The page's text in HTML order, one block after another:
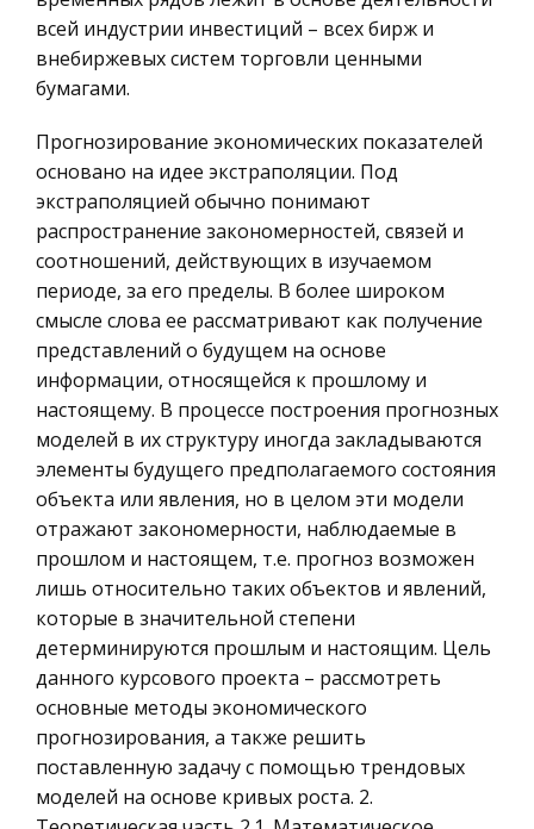
География, Экономическая география
Литература, Лингвистика
Техника
Бухгалтерский учет
Налоговое право
Экологическое право
Физика
Теория государства и права
Компьютерные сети
Философия
Программирование, Базы данных
Правоохранительные органы
Конституционное (государственное) право
Ценные бумаги
Гражданское право
Трудовое право
История государства и права зарубежных
стран
Транспорт
Банковское дело и кредитование
Здоровье
Данте и Джотто
Италии выпало на долю первой из европейских
стран совершить «величайший прогрессивный
(Энгельс) — переход от средневековья к новому
времени. И хотя переворо
Применение лазеров в связи и локации
Оптический квантовый усилитель 6,
преобразователь световых колебаний в
электрические сигналы информации 7
(модулирующий сигнал) и усилители этих
сигналов 8 образуют приемник. Устройства
точного нацел
Картина мира, показанная в младшей Эдде
Муспель - “…светлая и жаркая страна, всё в ней
горит и пылает. И нет туда доступа тем, кто там
не живёт, и не ведет оттуда свой род.” Значит,
кто-то всё-таки в этом городе живёт? Кто же?
“Суртом (“чёр
Мониторинг кредитов, его цель и задачи
Наблюдение за кредитами особенно важно на
этапе их погашения или когда они становятся
просроченными, или же в случае нарушения
установленных кредитным договором условий
всей индустрии инвестиций – всех бирж и
внебиржевых систем торговли ценными
бумагами.
Прогнозирование экономических показателей
основано на идее экстраполяции. Под
экстраполяцией обычно понимают
распространение закономерностей, связей и
соотношений, действующих в изучаемом
периоде, за его пределы. В более широком
смысле слова ее рассматривают как получение
представлений о будущем на основе
информации, относящейся к прошлому и
настоящему. В процессе построения прогнозных
моделей в их структуру иногда закладываются
элементы будущего предполагаемого состояния
объекта или явления, но в целом эти модели
отражают закономерности, наблюдаемые в
прошлом и настоящем, т.е. прогноз возможен
лишь относительно таких объектов и явлений,
которые в значительной степени
детерминируются прошлым и настоящим. Цель
данного курсового проекта – рассмотреть
основные методы экономического
прогнозирования, а также решить
поставленную задачу с помощью трендовых
моделей на основе кривых роста. 2.